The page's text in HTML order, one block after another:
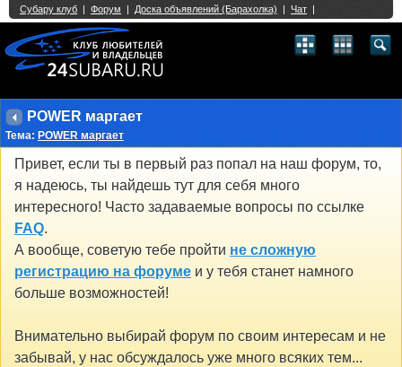
POWER маргает
Тема: POWER маргает
Привет, если ты в первый раз попал на наш форум, то,
я надеюсь, ты найдешь тут для себя много
интересного! Часто задаваемые вопросы по ссылке
FAQ.
А вообще, советую тебе пройти не сложную
регистрацию на форуме и у тебя станет намного
больше возможностей!
Внимательно выбирай форум по своим интересам и не
забывай, у нас обсуждалось уже много всяких тем...
Single Sign On provided byvBSSO
2 3 4 5 6 7 8 9 10 11 12 13 21 22 23 24 25 26
27 28 29 30 31 32 33 40 41 42 43